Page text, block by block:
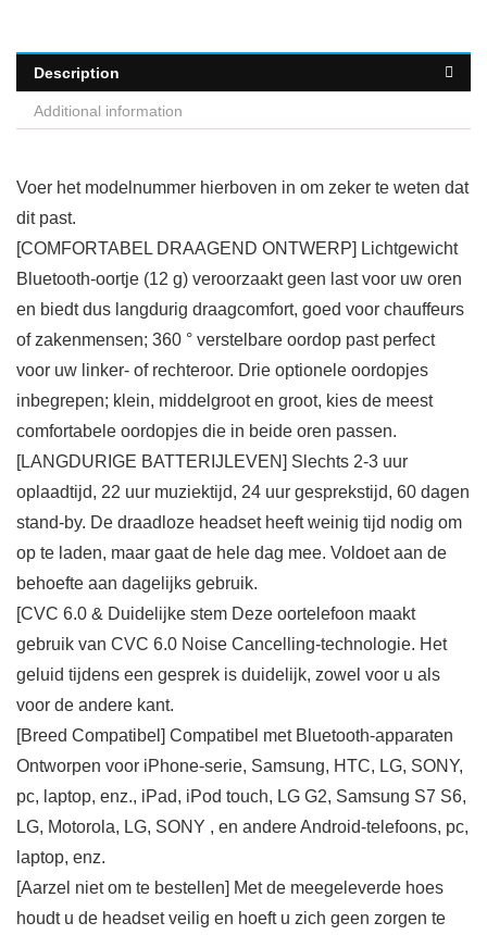
Description
Additional information
Voer het modelnummer hierboven in om zeker te weten dat
dit past.
[COMFORTABEL DRAAGEND ONTWERP] Lichtgewicht
Bluetooth-oortje (12 g) veroorzaakt geen last voor uw oren
en biedt dus langdurig draagcomfort, goed voor chauffeurs
of zakenmensen; 360 ° verstelbare oordop past perfect
voor uw linker- of rechteroor. Drie optionele oordopjes
inbegrepen; klein, middelgroot en groot, kies de meest
comfortabele oordopjes die in beide oren passen.
[LANGDURIGE BATTERIJLEVEN] Slechts 2-3 uur
oplaadtijd, 22 uur muziektijd, 24 uur gesprekstijd, 60 dagen
stand-by. De draadloze headset heeft weinig tijd nodig om
op te laden, maar gaat de hele dag mee. Voldoet aan de
behoefte aan dagelijks gebruik.
[CVC 6.0 & Duidelijke stem Deze oortelefoon maakt
gebruik van CVC 6.0 Noise Cancelling-technologie. Het
geluid tijdens een gesprek is duidelijk, zowel voor u als
voor de andere kant.
[Breed Compatibel] Compatibel met Bluetooth-apparaten
Ontworpen voor iPhone-serie, Samsung, HTC, LG, SONY,
pc, laptop, enz., iPad, iPod touch, LG G2, Samsung S7 S6,
LG, Motorola, LG, SONY , en andere Android-telefoons, pc,
laptop, enz.
[Aarzel niet om te bestellen] Met de meegeleverde hoes
houdt u de headset veilig en hoeft u zich geen zorgen te